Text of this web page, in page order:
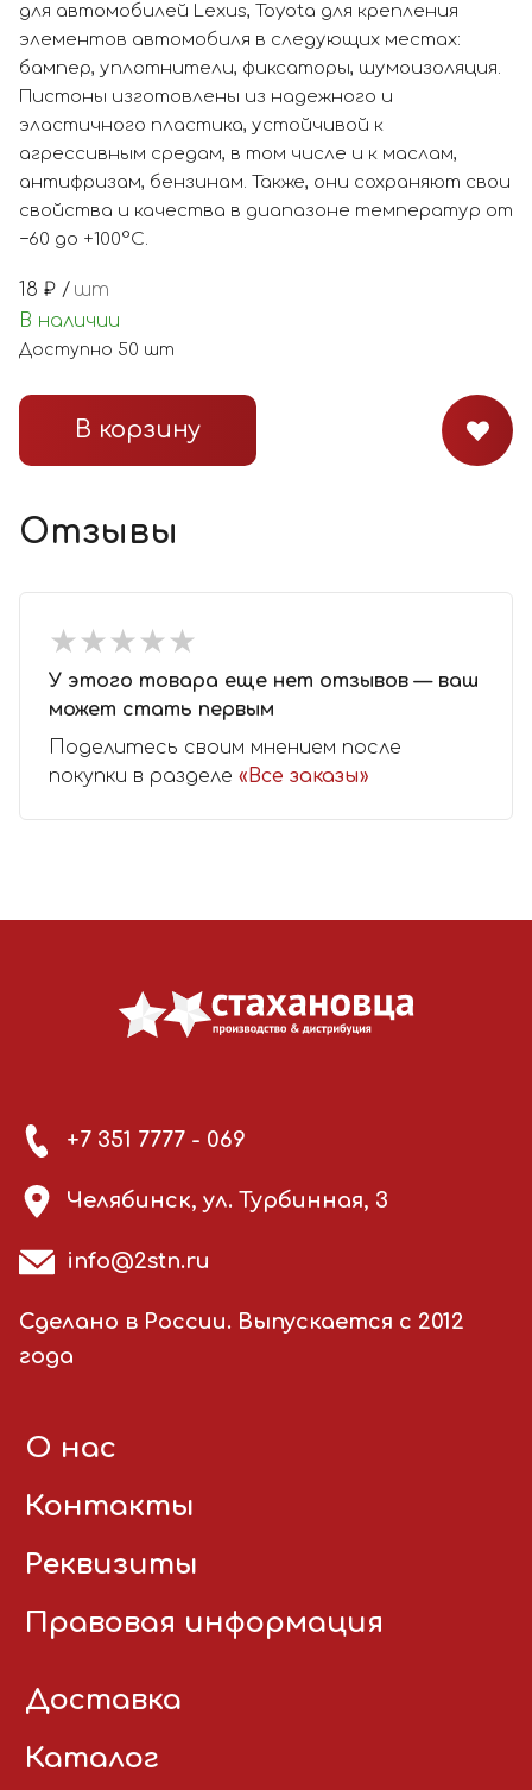
для автомобилей Lexus, Toyota для крепления
элементов автомобиля в следующих местах:
бампер, уплотнители, фиксаторы, шумоизоляция.
Пистоны изготовлены из надежного и
эластичного пластика, устойчивой к
агрессивным средам, в том числе и к маслам,
антифризам, бензинам. Также, они сохраняют свои
свойства и качества в диапазоне температур от
−60 до +100°С.
18 ₽ / шт
В наличии
Доступно 50 шт
В корзину
Отзывы
★★★★★
★★★★★
У этого товара еще нет отзывов — ваш
может стать первым
Поделитесь своим мнением после
покупки в разделе «Все заказы»
+7 351 7777 - 069
Челябинск, ул. Турбинная, 3
info@2stn.ru
Сделано в России. Выпускается с 2012
года
О нас
Контакты
Реквизиты
Правовая информация
Доставка
Каталог